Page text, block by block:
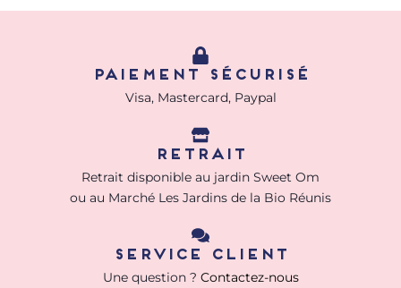
Paiement sécurisé
Visa, Mastercard, Paypal
retrait
Retrait disponible au jardin Sweet Om
ou au Marché Les Jardins de la Bio Réunis
Service client
Une question ? Contactez-nous